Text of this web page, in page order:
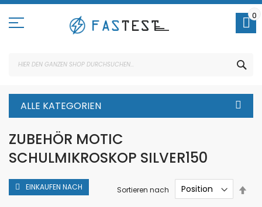
Direkt
Inhalt
0
ALLE KATEGORIEN
ZUBEHÖR MOTIC
SCHULMIKROSKOP SILVER150
Sortieren nach
EINKAUFEN NACH